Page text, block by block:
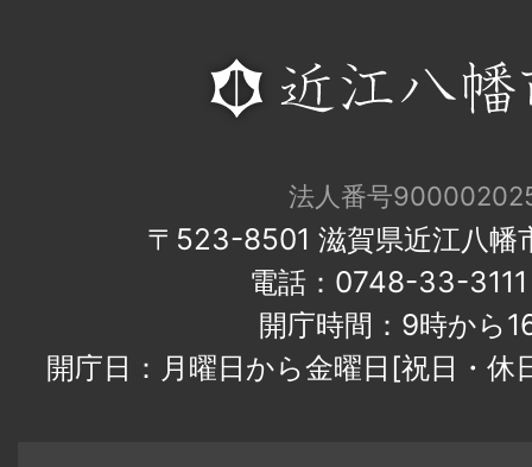
法人番号
〒523-8501 滋賀県近江八幡
電話：0748-33-
開庁時間：9時から
開庁日：月曜日から金曜日[祝日・